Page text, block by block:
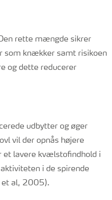
rette mængde sikrer
som knækker samt risikoen
og dette reducerer
udbytter og øger
vil der opnås højere
et lavere kvælstofindhold i
i de spirende
et al, 2005).